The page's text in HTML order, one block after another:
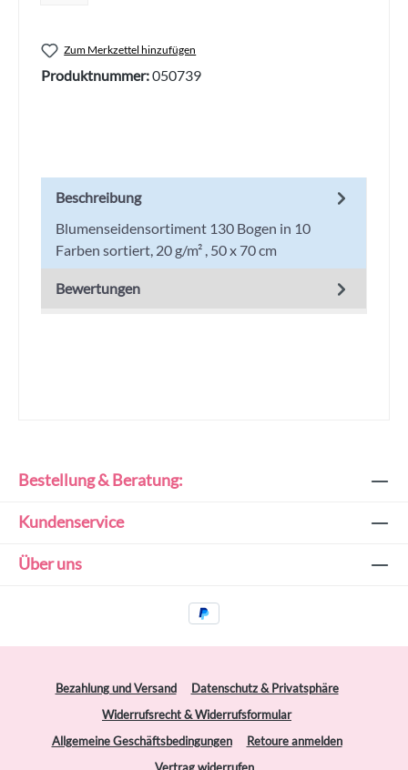
Zum Merkzettel hinzufügen
Produktnummer:050739
Beschreibung
Blumenseidensortiment 130 Bogen in 10
Farben sortiert, 20 g/m² , 50 x 70 cm
Bewertungen
Bestellung & Beratung:
Kundenservice
Über uns
Bezahlung und Versand
Datenschutz & Privatsphäre
Widerrufsrecht & Widerrufsformular
Allgemeine Geschäftsbedingungen
Retoure anmelden
Vertrag widerrufen